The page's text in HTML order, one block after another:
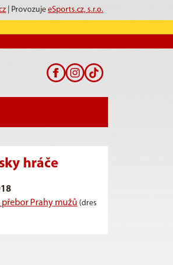
| Provozuje eSports.cz, s.r.o.
hráče
přebor Prahy mužů (dres